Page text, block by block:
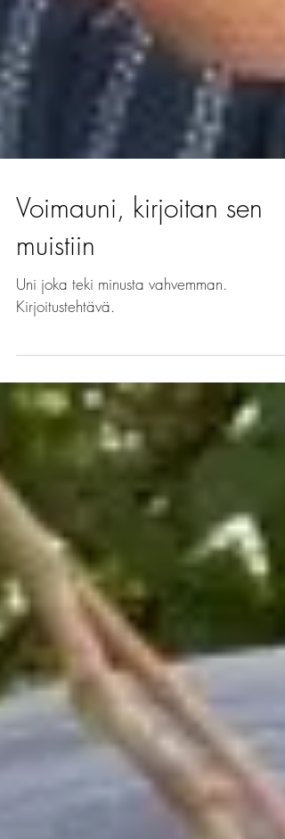
Voimauni, kirjoitan sen
muistiin
Kirjoitustehtävä.